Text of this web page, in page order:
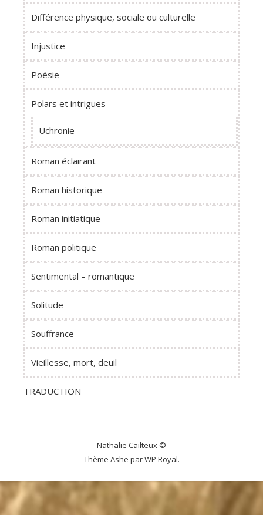
Différence physique, sociale ou culturelle
Injustice
Poésie
Polars et intrigues
Uchronie
Roman éclairant
Roman historique
Roman initiatique
Roman politique
Sentimental – romantique
Solitude
Souffrance
Vieillesse, mort, deuil
TRADUCTION
Nathalie Cailteux ©
Thème Ashe parWP Royal.